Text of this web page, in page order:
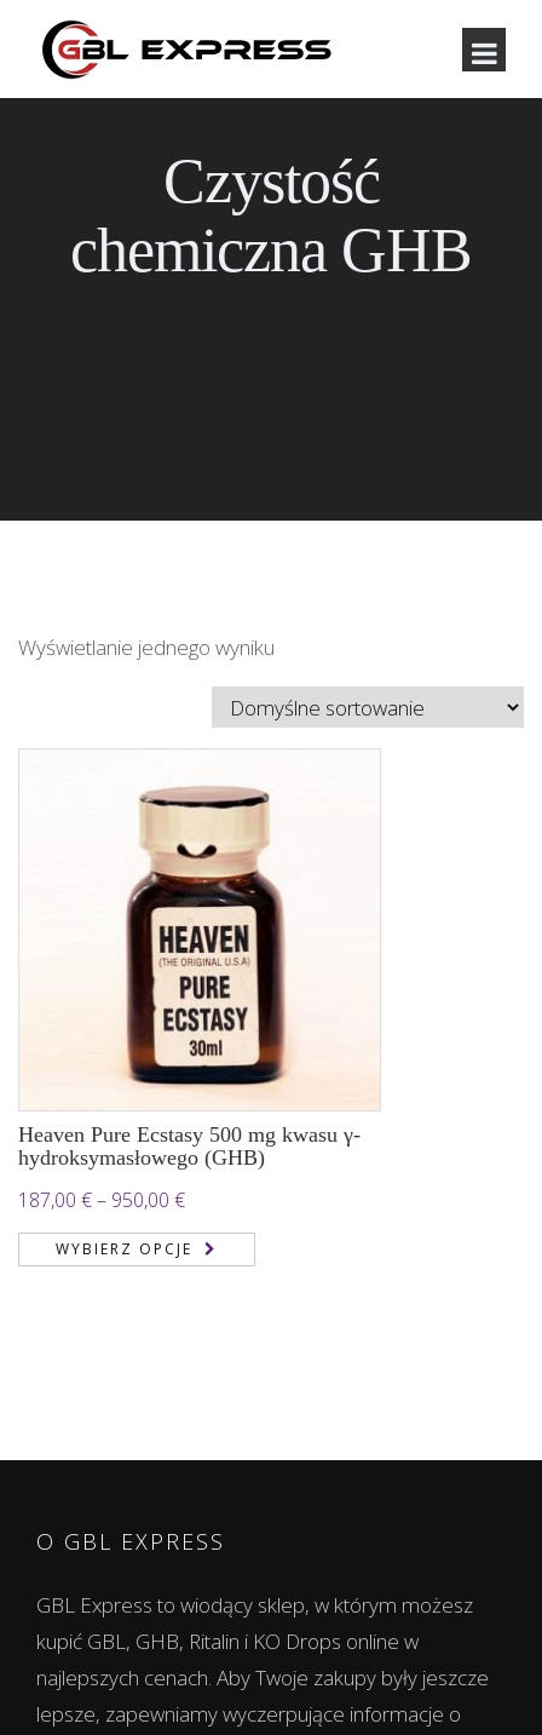
Czystość
chemiczna GHB
Wyświetlanie jednego wyniku
Heaven Pure Ecstasy 500 mg kwasu γ-
hydroksymasłowego (GHB)
187,00 €– 950,00 €Zakres
cen:
od
WYBIERZ OPCJE
O GBL EXPRESS
GBL Express to wiodący sklep, w którym możesz
kupić GBL, GHB, Ritalin i KO Drops online w
najlepszych cenach. Aby Twoje zakupy były jeszcze
lepsze, zapewniamy wyczerpujące informacje o